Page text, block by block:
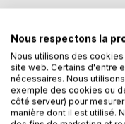
Ajouter à ma liste
Laisser un avis
Nous respectons la
Nous utilisons des
site web. Certains d'entre
nécessaires. Nous
exemple des cookies ou
côté serveur) pour
manière dont il est utilisé.